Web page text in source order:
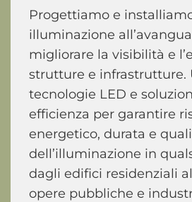
Progettiamo e
illuminazione
migliorare la visibilità e
strutture e infrastrutture.
tecnologie LED e
efficienza per garantire
energetico, durata e
dell’illuminazione in
dagli edifici residenziali
opere pubbliche e